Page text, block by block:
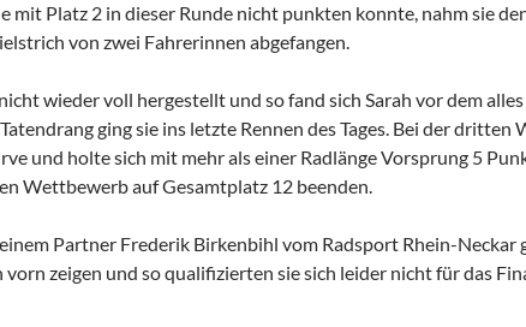
Platz 2 in dieser Runde nicht punkten konnte, nahm sie
von zwei Fahrerinnen abgefangen.
wieder voll hergestellt und so fand sich Sarah vor dem
ging sie ins letzte Rennen des Tages. Bei der dritten
und holte sich mit mehr als einer Radlänge Vorsprung 5
Wettbewerb auf Gesamtplatz 12 beenden.
Partner Frederik Birkenbihl vom Radsport Rhein-Neckar
zeigen und so qualifizierten sie sich leider nicht für das